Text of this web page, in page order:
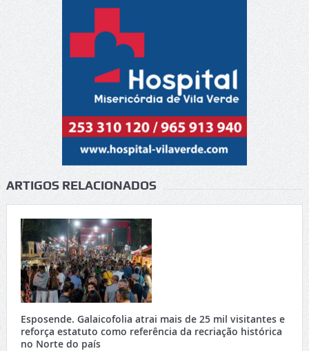
ARTIGOS RELACIONADOS
Esposende. Galaicofolia atrai mais de 25 mil visitantes e
reforça estatuto como referência da recriação histórica
no Norte do país